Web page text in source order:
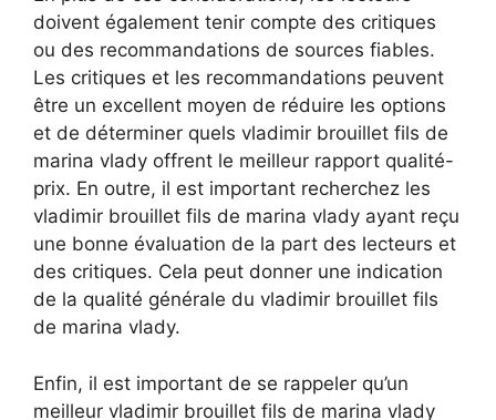
doivent également tenir compte des critiques
ou des recommandations de sources fiables.
Les critiques et les recommandations peuvent
être un excellent moyen de réduire les options
et de déterminer quels vladimir brouillet fils de
marina vlady offrent le meilleur rapport qualité-
prix. En outre, il est important recherchez les
vladimir brouillet fils de marina vlady ayant reçu
une bonne évaluation de la part des lecteurs et
des critiques. Cela peut donner une indication
de la qualité générale du vladimir brouillet fils
de marina vlady.
Enfin, il est important de se rappeler qu’un
meilleur vladimir brouillet fils de marina vlady